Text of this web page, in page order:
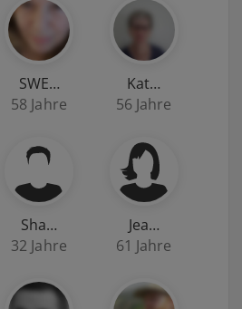
SWE…
58 Jahre
Kat…
56 Jahre
Sha…
32 Jahre
Jea…
61 Jahre